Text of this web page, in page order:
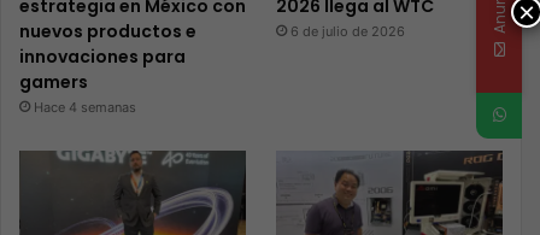
estrategia en México con
nuevos productos e
innovaciones para
gamers
Hace 4 semanas
2026 llega al WTC
6 de julio de 2026
×